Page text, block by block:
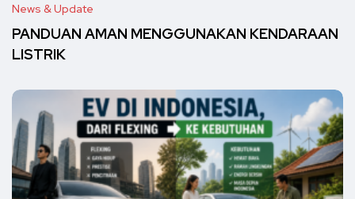
News & Update
PANDUAN AMAN MENGGUNAKAN KENDARAAN
LISTRIK